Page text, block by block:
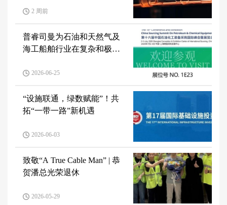
2 周前
普睿司曼为石油和天然气及
海工船舶行业在复杂和极端
2026-06-25
“设施联通，绿数赋能”！共
拓“一带一路”新机遇
2026-06-03
致敬“A True Cable Man” | 恭
贺潘总光荣退休
2026-05-29